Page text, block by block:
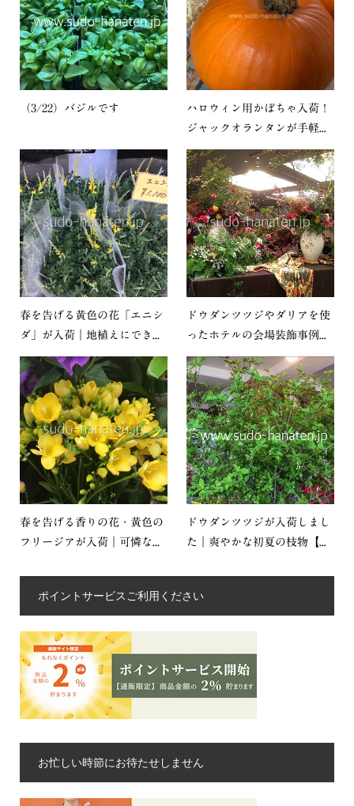
（3/22）バジルです
ハロウィン用かぼちゃ入荷！
ジャックオランタンが手軽...
春を告げる黄色の花「エニシ
ダ」が入荷｜地植えにでき...
ドウダンツツジやダリアを使
ったホテルの会場装飾事例...
春を告げる香りの花・黄色の
フリージアが入荷｜可憐な...
ドウダンツツジが入荷しまし
た｜爽やかな初夏の枝物【...
ポイントサービスご利用ください
お忙しい時節にお待たせしません